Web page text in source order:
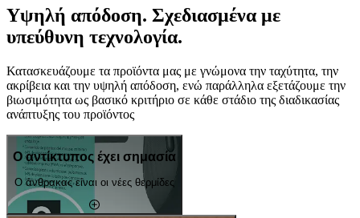
Υψηλή απόδοση. Σχεδιασμένα με
υπεύθυνη τεχνολογία.
Κατασκευάζουμε τα προϊόντα μας με γνώμονα την ταχύτητα, την
ακρίβεια και την υψηλή απόδοση, ενώ παράλληλα εξετάζουμε την
βιωσιμότητα ως βασικό κριτήριο σε κάθε στάδιο της διαδικασίας
ανάπτυξης του προϊόντος
Ο αντίκτυπος έχει σημασία
Ο άνθρακας είναι οι νέες θερμίδες